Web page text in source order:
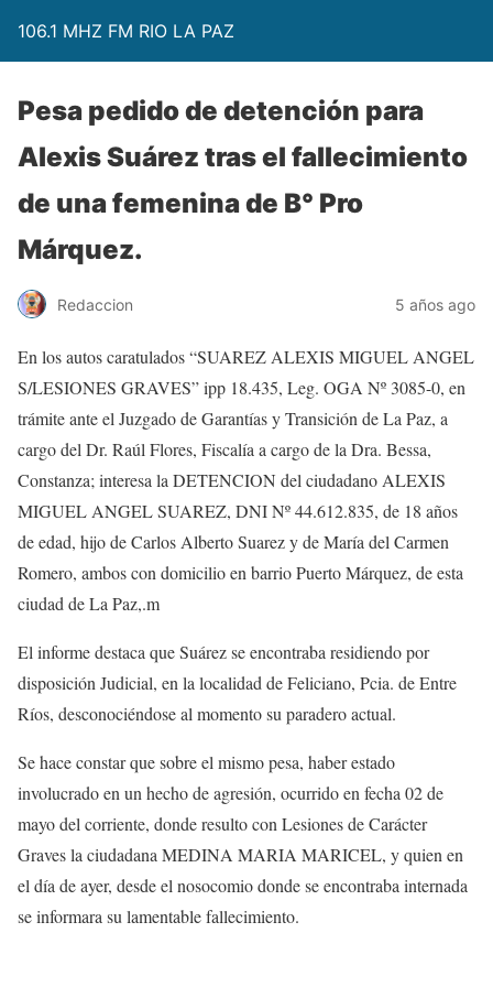
106.1 MHZ FM RIO LA PAZ
Pesa pedido de detención para
Alexis Suárez tras el fallecimiento
de una femenina de B° Pro
Márquez.
Redaccion 5 años ago
En los autos caratulados “SUAREZ ALEXIS MIGUEL ANGEL
S/LESIONES GRAVES” ipp 18.435, Leg. OGA Nº 3085-0, en
trámite ante el Juzgado de Garantías y Transición de La Paz, a
cargo del Dr. Raúl Flores, Fiscalía a cargo de la Dra. Bessa,
Constanza; interesa la DETENCION del ciudadano ALEXIS
MIGUEL ANGEL SUAREZ, DNI Nº 44.612.835, de 18 años
de edad, hijo de Carlos Alberto Suarez y de María del Carmen
Romero, ambos con domicilio en barrio Puerto Márquez, de esta
ciudad de La Paz,.m
El informe destaca que Suárez se encontraba residiendo por
disposición Judicial, en la localidad de Feliciano, Pcia. de Entre
Ríos, desconociéndose al momento su paradero actual.
Se hace constar que sobre el mismo pesa, haber estado
involucrado en un hecho de agresión, ocurrido en fecha 02 de
mayo del corriente, donde resulto con Lesiones de Carácter
Graves la ciudadana MEDINA MARIA MARICEL, y quien en
el día de ayer, desde el nosocomio donde se encontraba internada
se informara su lamentable fallecimiento.